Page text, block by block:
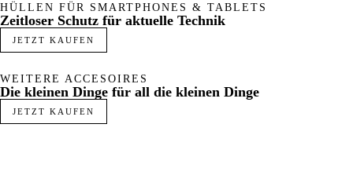
HÜLLEN FÜR SMARTPHONES & TABLETS
Zeitloser Schutz für aktuelle Technik
JETZT KAUFEN
WEITERE ACCESOIRES
Die kleinen Dinge für all die kleinen Dinge
JETZT KAUFEN